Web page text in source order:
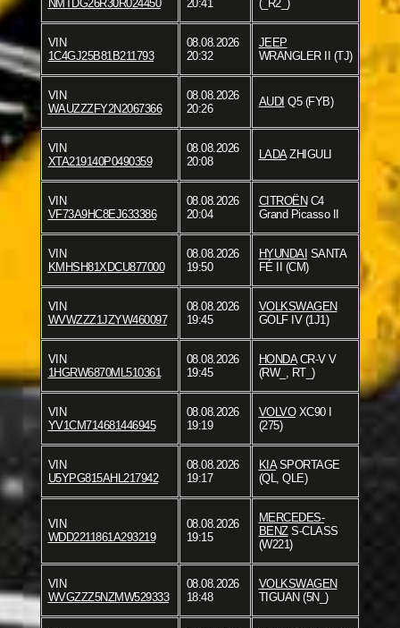
NMTDG26R30R024450
20:41
(_R2_)
VIN
1C4GJ25B81B211793
08.08.2026
20:32
JEEP
WRANGLER II (TJ)
VIN
WAUZZZFY2N2067366
08.08.2026
20:26
AUDI Q5 (FYB)
VIN
XTA219140P0490359
08.08.2026
20:08
LADAZHIGULI
VIN
VF73A9HC8EJ633386
08.08.2026
20:04
CITROËN C4
Grand Picasso II
VIN
KMHSH81XDCU877000
08.08.2026
19:50
HYUNDAI SANTA
FÉ II (CM)
VIN
WVWZZZ1JZYW460097
08.08.2026
19:45
VOLKSWAGEN
GOLF IV (1J1)
VIN
1HGRW6870ML510361
08.08.2026
19:45
HONDACR-V V
(RW_, RT_)
VIN
YV1CM714681446945
08.08.2026
19:19
VOLVOXC90 I
(275)
VIN
U5YPG815AHL217942
08.08.2026
19:17
KIASPORTAGE
(QL, QLE)
VIN
WDD2211861A293219
08.08.2026
19:15
MERCEDES-
BENZS-CLASS
(W221)
VIN
WVGZZZ5NZMW529333
08.08.2026
18:48
VOLKSWAGEN
TIGUAN (5N_)